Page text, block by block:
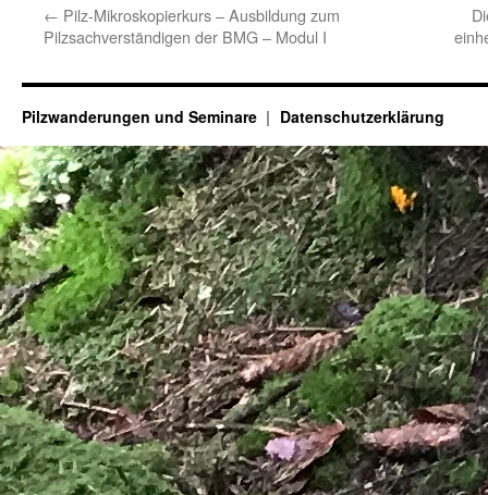
← Pilz-Mikroskopierkurs – Ausbildung zum
Pilzsachverständigen der BMG – Modul I
Pilzwanderungen und Seminare Datenschutzerklärung